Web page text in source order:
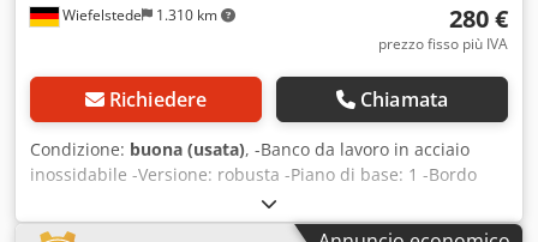
Wiefelstede 1.310 km 280 €
prezzo fisso più IVA
Richiedere Chiamata
Condizione: buona (usata), -Banco da lavoro in acciaio
inossidabile -Versione: robusta -Piano di base: 1 -Bordo
perimetrale Csdpfxeb A I N Es An Eoha -Ripiano -
Dimensioni: 2000/930/H930 mm -Peso: 82 kg